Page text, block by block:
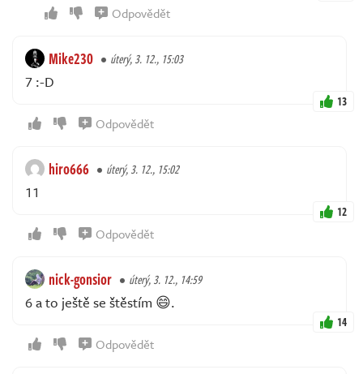
Odpovědět
Mike230 úterý, 3. 12., 15:03
7 :-D
13
Odpovědět
hiro666 úterý, 3. 12., 15:02
11
12
Odpovědět
nick-gonsior úterý, 3. 12., 14:59
6 a to ještě se štěstím 😄.
14
Odpovědět